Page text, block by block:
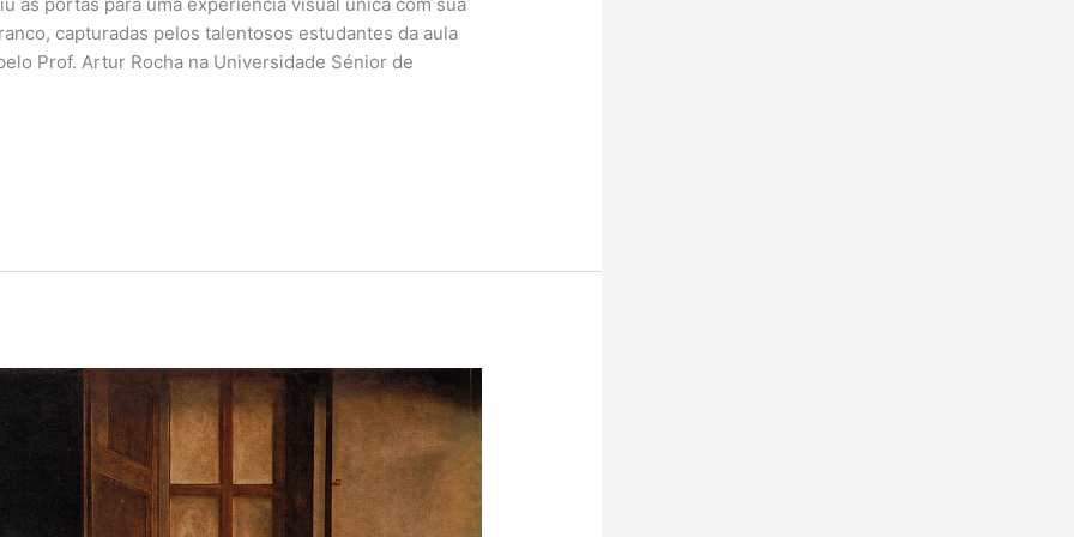
capturadas pelos talentosos estudantes da aula
Prof. Artur Rocha na Universidade Sénior de